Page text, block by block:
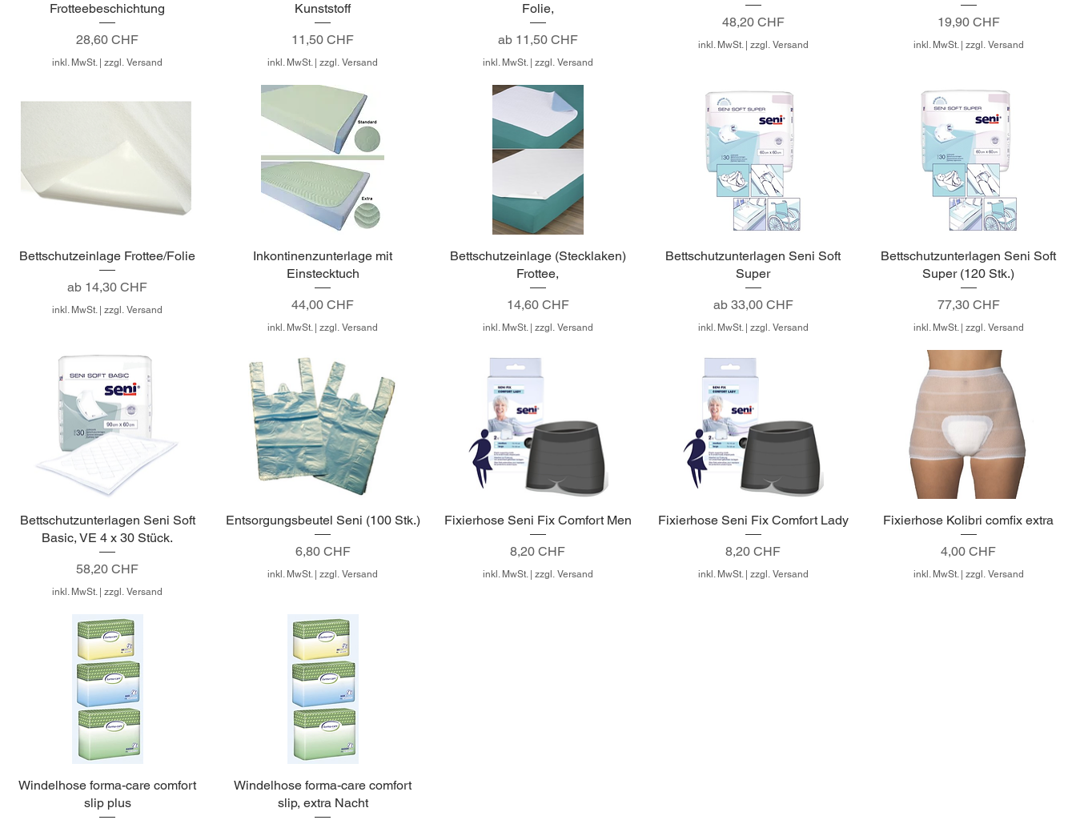
Frotteebeschichtung
Preis
28,60 CHF
inkl. MwSt.|zzgl. Versand
Kunststoff
Preis
11,50 CHF
inkl. MwSt.|zzgl. Versand
Folie,
ab 11,50 CHF
Sale-Preis
inkl. MwSt.| zzgl. Versand
Preis
48,20 CHF
inkl. MwSt.| zzgl. Versand
Preis
19,90 CHF
inkl. MwSt.| zzgl. Versand
Bettschutzeinlage Frottee/Folie
ab 14,30 CHF
Sale-Preis
inkl. MwSt. |zzgl. Versand
Inkontinenzunterlage mit
Einstecktuch
Preis
44,00 CHF
inkl. MwSt. |zzgl. Versand
Bettschutzeinlage (Stecklaken)
Frottee,
Preis
14,60 CHF
inkl. MwSt. | zzgl. Versand
Bettschutzunterlagen Seni Soft
Super
ab 33,00 CHF
Sale-Preis
inkl. MwSt. | zzgl. Versand
Bettschutzunterlagen Seni Soft
Super (120 Stk.)
Preis
77,30 CHF
inkl. MwSt. | zzgl. Versand
Bettschutzunterlagen Seni Soft
Basic, VE 4 x 30 Stück.
Preis
58,20 CHF
inkl. MwSt.|zzgl. Versand
Entsorgungsbeutel Seni (100 Stk.)
Preis
6,80 CHF
inkl. MwSt.|zzgl. Versand
Fixierhose Seni Fix Comfort Men
Preis
8,20 CHF
inkl. MwSt.| zzgl. Versand
Fixierhose Seni Fix Comfort Lady
Preis
8,20 CHF
inkl. MwSt.| zzgl. Versand
Fixierhose Kolibri comfix extra
Preis
4,00 CHF
inkl. MwSt.| zzgl. Versand
Windelhose forma-care comfort
slip plus
Windelhose forma-care comfort
slip, extra Nacht